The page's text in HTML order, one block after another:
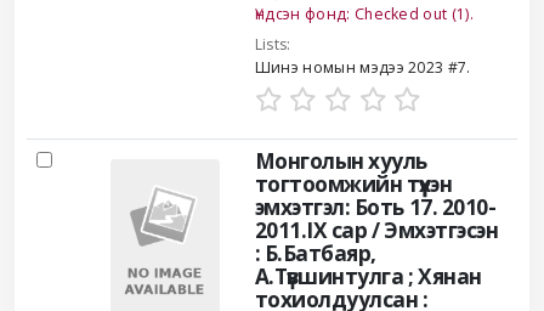
Үндсэн фонд: Checked out (1).
Lists:
Шинэ номын мэдээ 2023 #7.
Монголын хууль
тогтоомжийн түүхэн
эмхэтгэл: Боть 17. 2010-
2011.IX сар /Эмхэтгэсэн
: Б.Батбаяр,
А.Түвшинтулга ; Хянан
тохиолдуулсан :